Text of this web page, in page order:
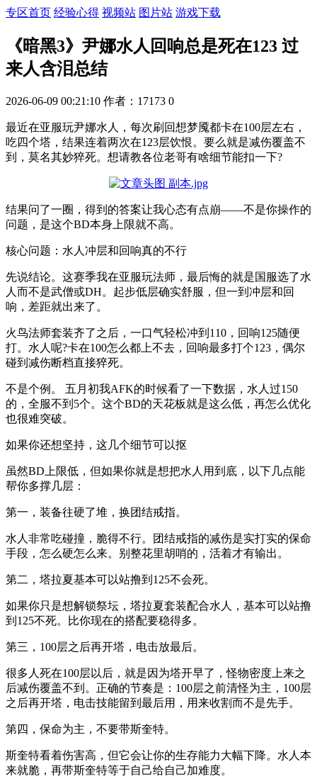
专区首页 经验心得 视频站 图片站 游戏下载
《暗黑3》尹娜水人回响总是死在123 过
来人含泪总结
2026-06-09 00:21:10 作者：17173 0
最近在亚服玩尹娜水人，每次刷回想梦魇都卡在100层左右，
吃四个塔，结果连着两次在123层饮恨。要么就是减伤覆盖不
到，莫名其妙猝死。想请教各位老哥有啥细节能扣一下?
结果问了一圈，得到的答案让我心态有点崩——不是你操作的
问题，是这个BD本身上限就不高。
核心问题：水人冲层和回响真的不行
先说结论。这赛季我在亚服玩法师，最后悔的就是国服选了水
人而不是武僧或DH。起步低层确实舒服，但一到冲层和回
响，差距就出来了。
火鸟法师套装齐了之后，一口气轻松冲到110，回响125随便
打。水人呢?卡在100怎么都上不去，回响最多打个123，偶尔
碰到减伤断档直接猝死。
不是个例。 五月初我AFK的时候看了一下数据，水人过150
的，全服不到5个。这个BD的天花板就是这么低，再怎么优化
也很难突破。
如果你还想坚持，这几个细节可以抠
虽然BD上限低，但如果你就是想把水人用到底，以下几点能
帮你多撑几层：
第一，装备往硬了堆，换团结戒指。
水人非常吃碰撞，脆得不行。团结戒指的减伤是实打实的保命
手段，怎么硬怎么来。别整花里胡哨的，活着才有输出。
第二，塔拉夏基本可以站撸到125不会死。
如果你只是想解锁祭坛，塔拉夏套装配合水人，基本可以站撸
到125不死。比你现在的搭配要稳得多。
第三，100层之后再开塔，电击放最后。
很多人死在100层以后，就是因为塔开早了，怪物密度上来之
后减伤覆盖不到。正确的节奏是：100层之前清怪为主，100层
之后再开塔，电击技能留到最后用，用来收割而不是先手。
第四，保命为主，不要带斯奎特。
斯奎特看着伤害高，但它会让你的生存能力大幅下降。水人本
来就脆，再带斯奎特等于自己给自己加难度。